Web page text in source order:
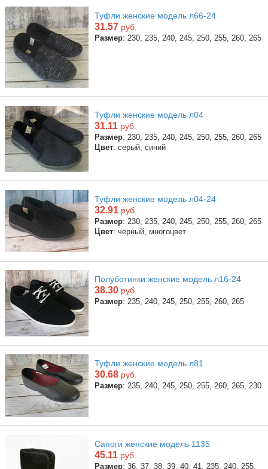
Туфли женские модель л66-24
31.57 руб.
Размер: 230, 235, 240, 245, 250, 255, 260, 265
Туфли женские модель л04
31.11 руб.
Размер: 230, 235, 240, 245, 250, 255, 260, 265
Цвет: серый, синий
Туфли женские модель л04-24
32.91 руб.
Размер: 230, 235, 240, 245, 250, 255, 260, 265
Цвет: черный, многоцвет
Полуботинки женские модель л16-24
38.30 руб.
Размер: 235, 240, 245, 250, 255, 260, 265
Туфли женские модель л81
30.68 руб.
Размер: 235, 240, 245, 250, 255, 260, 265, 230
Сапоги женские модель 1135
45.11 руб.
Размер: 36, 37, 38, 39, 40, 41, 235, 240, 255,